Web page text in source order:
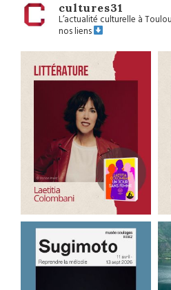
cultures31
L’actualité culturelle à
nos liens